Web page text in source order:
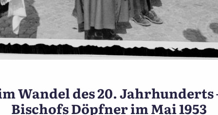
im Wandel
Wandel des 20. Jahrhunderts
Bischofs Döpfner im Mai 1953